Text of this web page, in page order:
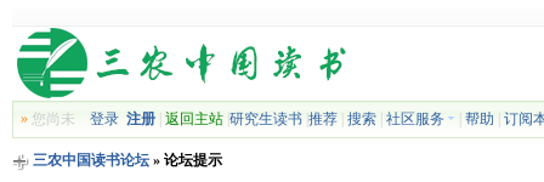
»您尚未 登录 注册| 返回主站| 研究生读书| 推荐| 搜索| 社区服务 帮助 订阅
三农中国读书论坛» 论坛提示